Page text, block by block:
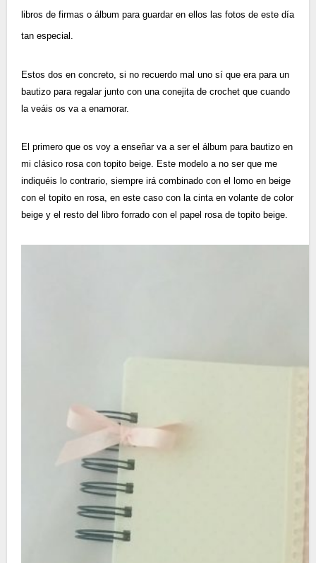
libros de firmas o álbum para guardar en ellos las fotos de este día
tan especial.
Estos dos en concreto, si no recuerdo mal uno sí que era para un
bautizo para regalar junto con una conejita de crochet que cuando
la veáis os va a enamorar.
El primero que os voy a enseñar va a ser el álbum para bautizo en
mi clásico rosa con topito beige. Este modelo a no ser que me
indiquéis lo contrario, siempre irá combinado con el lomo en beige
con el topito en rosa, en este caso con la cinta en volante de color
beige y el resto del libro forrado con el papel rosa de topito beige.